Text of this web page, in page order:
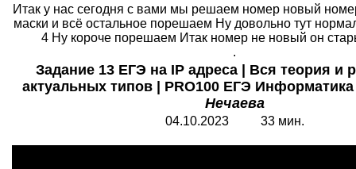
Итак у нас сегодня с вами мы решаем номер новый
маски и всё остальное порешаем Ну довольно тут
4 Ну короче порешаем Итак номер не новый он
.
Задание 13 ЕГЭ на IP адреса | Вся теория и
актуальных типов | PRO100 ЕГЭ
Нечаева
04.10.2023 33 мин.